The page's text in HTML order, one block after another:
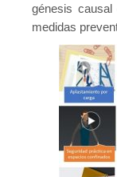
génesis
medidas